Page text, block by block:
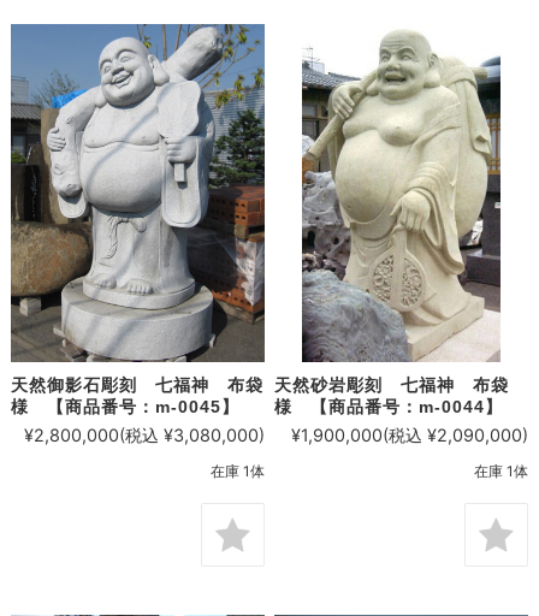
天然御影石彫刻 七福神 布袋
様 【商品番号：m-0045】
¥2,800,000(税込 ¥3,080,000)
在庫 1体
天然砂岩彫刻 七福神 布袋
様 【商品番号：m-0044】
¥1,900,000(税込 ¥2,090,000)
在庫 1体